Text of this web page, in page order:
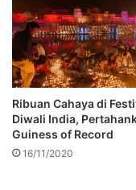
Ribuan Cahaya di
Diwali India,
Guiness of Record
16/11/2020